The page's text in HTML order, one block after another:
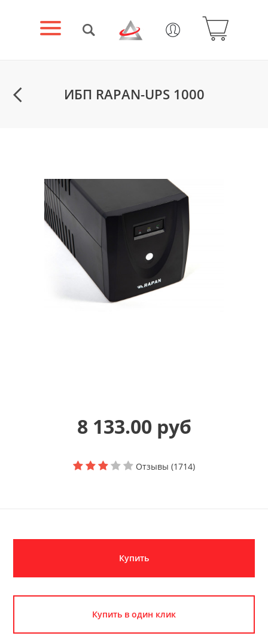
ИБП RAPAN-UPS 1000
8 133.00 руб
Отзывы (1714)
Купить
Купить в один клик